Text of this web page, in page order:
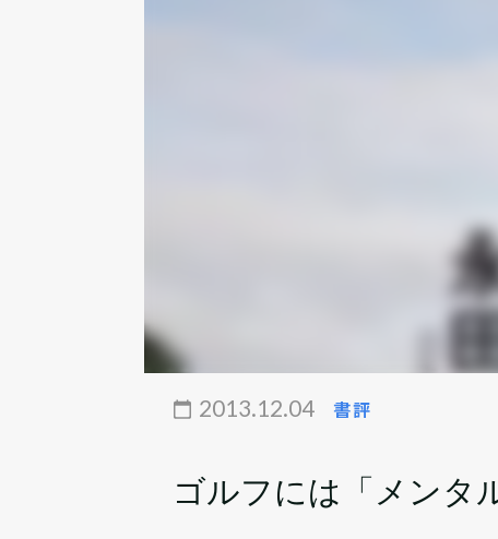
2013.12.04 書評
ゴルフには「メンタ